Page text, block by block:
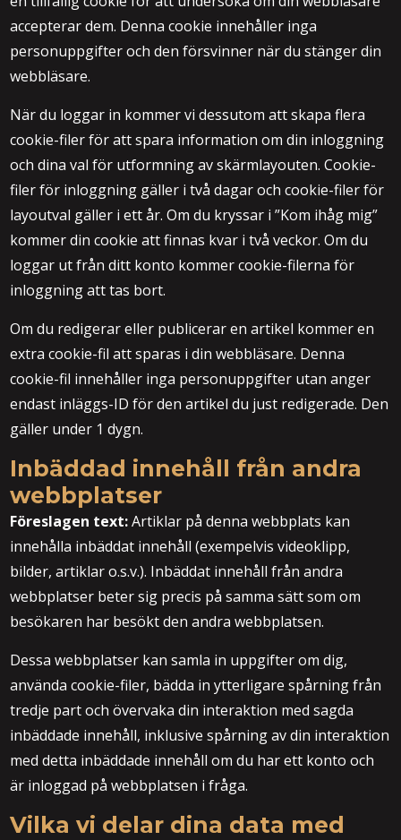
accepterar dem. Denna cookie innehåller inga
personuppgifter och den försvinner när du stänger din
webbläsare.
När du loggar in kommer vi dessutom att skapa flera
cookie-filer för att spara information om din inloggning
och dina val för utformning av skärmlayouten. Cookie-
filer för inloggning gäller i två dagar och cookie-filer för
layoutval gäller i ett år. Om du kryssar i ”Kom ihåg mig”
kommer din cookie att finnas kvar i två veckor. Om du
loggar ut från ditt konto kommer cookie-filerna för
inloggning att tas bort.
Om du redigerar eller publicerar en artikel kommer en
extra cookie-fil att sparas i din webbläsare. Denna
cookie-fil innehåller inga personuppgifter utan anger
endast inläggs-ID för den artikel du just redigerade. Den
gäller under 1 dygn.
Inbäddad innehåll från andra
webbplatser
Föreslagen text:Artiklar på denna webbplats kan
innehålla inbäddat innehåll (exempelvis videoklipp,
bilder, artiklar o.s.v.). Inbäddat innehåll från andra
webbplatser beter sig precis på samma sätt som om
besökaren har besökt den andra webbplatsen.
Dessa webbplatser kan samla in uppgifter om dig,
använda cookie-filer, bädda in ytterligare spårning från
tredje part och övervaka din interaktion med sagda
inbäddade innehåll, inklusive spårning av din interaktion
med detta inbäddade innehåll om du har ett konto och
är inloggad på webbplatsen i fråga.
Vilka vi delar dina data med